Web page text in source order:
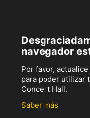
navegador
Por favor,
para poder utilizar
Concert Hall.
Saber más